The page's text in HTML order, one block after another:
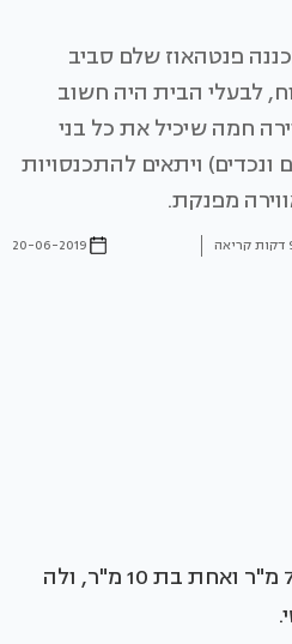
פנטהאוז שלם סביב
לבעלי הבית היה חשוב
חמה שיכיל את כל בני
ויתאים להתכנסויות
מפנקת.
20-06-2019
שתי מרפסות. אחת בת 70 מ"ר ואחת בת 10 מ"ר, ולה